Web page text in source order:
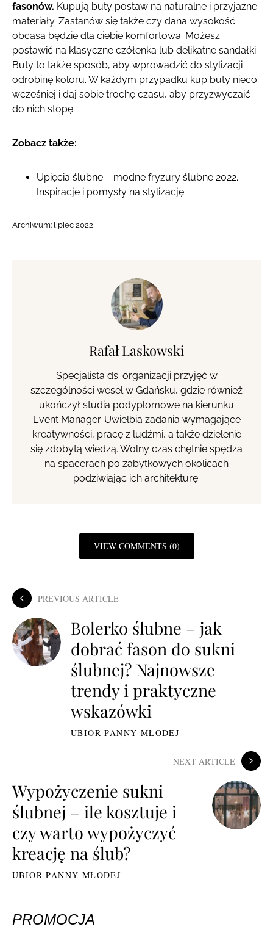
fasonów. Kupują buty postaw na naturalne i przyjazne
materiały. Zastanów się także czy dana wysokość
obcasa będzie dla ciebie komfortowa. Możesz
postawić na klasyczne czółenka lub delikatne sandałki.
Buty to także sposób, aby wprowadzić do stylizacji
odrobinę koloru. W każdym przypadku kup buty nieco
wcześniej i daj sobie trochę czasu, aby przyzwyczaić
do nich stopę.
Zobacz także:
Upięcia ślubne – modne fryzury ślubne 2022.
Inspiracje i pomysły na stylizację.
Archiwum: lipiec 2022
Rafał Laskowski
Specjalista ds. organizacji przyjęć w
szczególności wesel w Gdańsku, gdzie również
ukończył studia podyplomowe na kierunku
Event Manager. Uwielbia zadania wymagające
kreatywności, pracę z ludźmi, a także dzielenie
się zdobytą wiedzą. Wolny czas chętnie spędza
na spacerach po zabytkowych okolicach
podziwiając ich architekturę.
VIEW COMMENTS (0)
PREVIOUS ARTICLE
Bolerko ślubne – jak
dobrać fason do sukni
ślubnej? Najnowsze
trendy i praktyczne
wskazówki
UBIÓR PANNY MŁODEJ
NEXT ARTICLE
Wypożyczenie sukni
ślubnej – ile kosztuje i
czy warto wypożyczyć
kreację na ślub?
UBIÓR PANNY MŁODEJ
PROMOCJA